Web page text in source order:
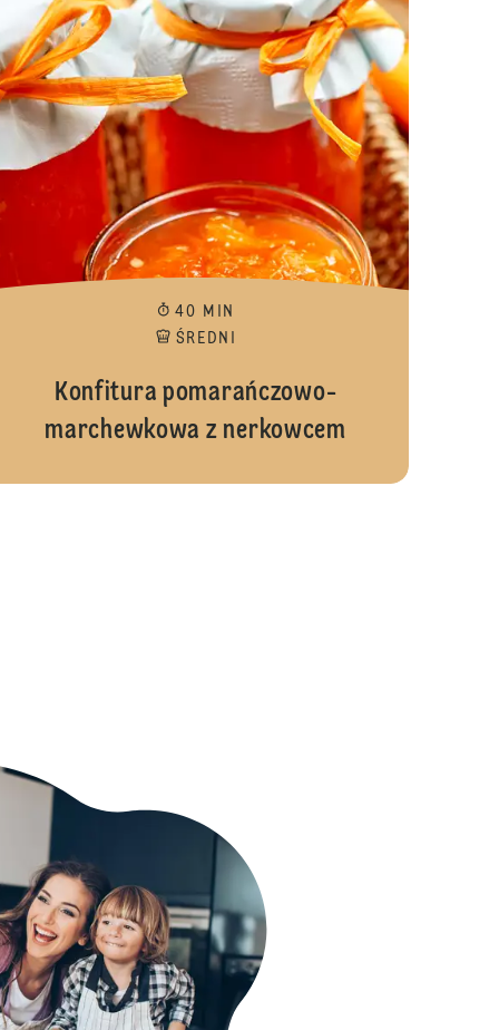
40 MIN
ŚREDNI
Konfitura pomarańczowo-
marchewkowa z nerkowcem